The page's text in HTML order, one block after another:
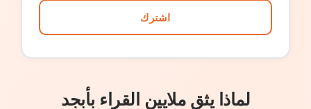
اشترك
لماذا يثق ملايين القراء بأبجد